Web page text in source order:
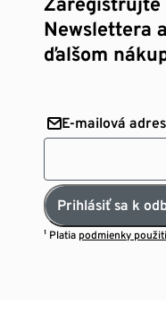
Newslettera
ďalšom
E-mailová
Prihlásiť sa k
¹ Platia podmienky